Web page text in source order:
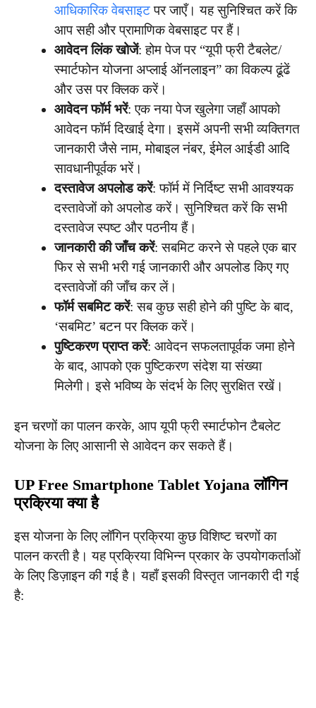
आधिकारिक वेबसाइटपर जाएँ। यह सुनिश्चित करें कि
आप सही और प्रामाणिक वेबसाइट पर हैं।
आवेदन लिंक खोजें: होम पेज पर “यूपी फ्री टैबलेट/
स्मार्टफोन योजना अप्लाई ऑनलाइन” का विकल्प ढूंढें
और उस पर क्लिक करें।
आवेदन फॉर्म भरें: एक नया पेज खुलेगा जहाँ आपको
आवेदन फॉर्म दिखाई देगा। इसमें अपनी सभी व्यक्तिगत
जानकारी जैसे नाम, मोबाइल नंबर, ईमेल आईडी आदि
सावधानीपूर्वक भरें।
दस्तावेज अपलोड करें: फॉर्म में निर्दिष्ट सभी आवश्यक
दस्तावेजों को अपलोड करें। सुनिश्चित करें कि सभी
दस्तावेज स्पष्ट और पठनीय हैं।
जानकारी की जाँच करें: सबमिट करने से पहले एक बार
फिर से सभी भरी गई जानकारी और अपलोड किए गए
दस्तावेजों की जाँच कर लें।
फॉर्म सबमिट करें: सब कुछ सही होने की पुष्टि के बाद,
‘सबमिट’ बटन पर क्लिक करें।
पुष्टिकरण प्राप्त करें: आवेदन सफलतापूर्वक जमा होने
के बाद, आपको एक पुष्टिकरण संदेश या संख्या
मिलेगी। इसे भविष्य के संदर्भ के लिए सुरक्षित रखें।
इन चरणों का पालन करके, आप यूपी फ्री स्मार्टफोन टैबलेट
योजना के लिए आसानी से आवेदन कर सकते हैं।
UP Free Smartphone Tablet Yojanaलॉगिन
प्रक्रिया क्या है
इस योजना के लिए लॉगिन प्रक्रिया कुछ विशिष्ट चरणों का
पालन करती है। यह प्रक्रिया विभिन्न प्रकार के उपयोगकर्ताओं
के लिए डिज़ाइन की गई है। यहाँ इसकी विस्तृत जानकारी दी गई
है: